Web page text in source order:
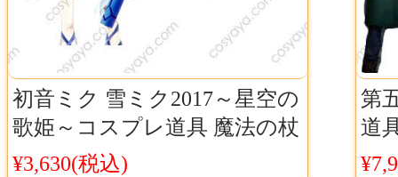
初音ミク 雪ミク2017～星空の
歌姫～コスプレ道具 魔法の杖
コスチューム SNOW MIKU
¥3,630(税込)
第
道
ィ